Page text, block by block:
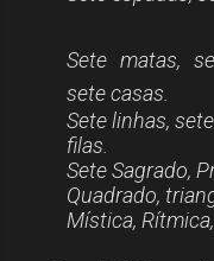
Sete matas,
sete casas.
Sete linhas,
filas.
Sete Sagrado,
Quadrado,
Mística,